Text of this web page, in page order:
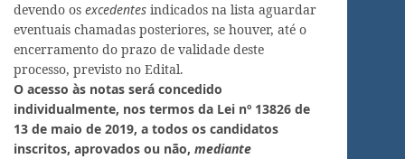
devendo os excedentes indicados na lista aguardar
eventuais chamadas posteriores, se houver, até o
encerramento do prazo de validade deste
processo, previsto no Edital.
O acesso às notas será concedido
individualmente, nos termos da Lei nº 13826 de
13 de maio de 2019, a todos os candidatos
inscritos, aprovados ou não, mediante